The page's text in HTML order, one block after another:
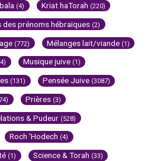
(4) Kriat haTorah (220)
des prénoms hébraïques (2)
(772) Mélanges lait/viande (1)
Musique juive (1)
(131) Pensée Juive (3087)
Prières (3)
& Pudeur (528)
Roch 'Hodech (4)
(1) Science & Torah (33)